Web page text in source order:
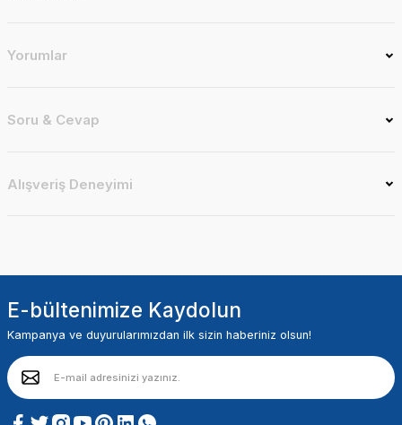
Yorumlar
Soru & Cevap
Alışveriş Deneyimi
E-bültenimize Kaydolun
Kampanya ve duyurularımızdan ilk sizin haberiniz olsun!